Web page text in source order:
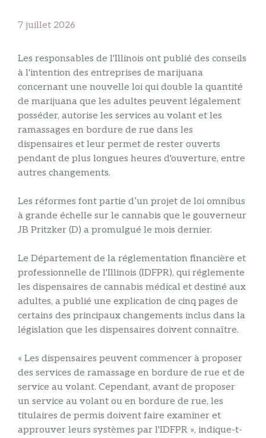
7 juillet 2026
Les responsables de l'Illinois ont publié des conseils
à l'intention des entreprises de marijuana
concernant une nouvelle loi qui double la quantité
de marijuana que les adultes peuvent légalement
posséder, autorise les services au volant et les
ramassages en bordure de rue dans les
dispensaires et leur permet de rester ouverts
pendant de plus longues heures d'ouverture, entre
autres changements.
Les réformes font partie d’un projet de loi omnibus
à grande échelle sur le cannabis que le gouverneur
JB Pritzker (D) a promulgué le mois dernier.
Le Département de la réglementation financière et
professionnelle de l'Illinois (IDFPR), qui réglemente
les dispensaires de cannabis médical et destiné aux
adultes, a publié une explication de cinq pages de
certains des principaux changements inclus dans la
législation que les dispensaires doivent connaître.
« Les dispensaires peuvent commencer à proposer
des services de ramassage en bordure de rue et de
service au volant. Cependant, avant de proposer
un service au volant ou en bordure de rue, les
titulaires de permis doivent faire examiner et
approuver leurs systèmes par l'IDFPR », indique-t-